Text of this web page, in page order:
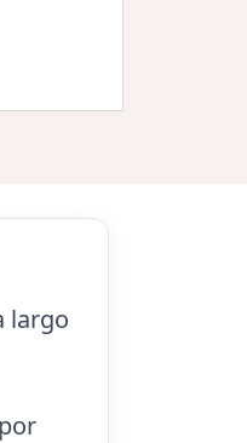
largo